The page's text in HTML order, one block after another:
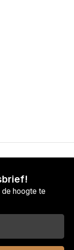
hoogte te